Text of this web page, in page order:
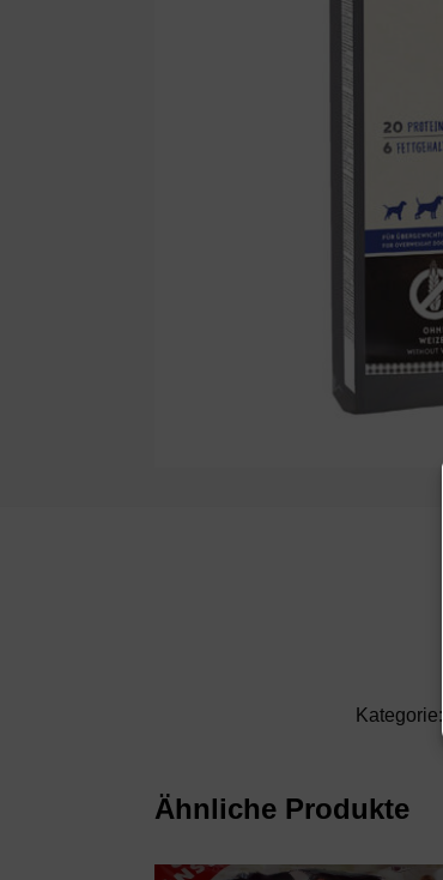
Kategorie:
Ähnliche Produkte